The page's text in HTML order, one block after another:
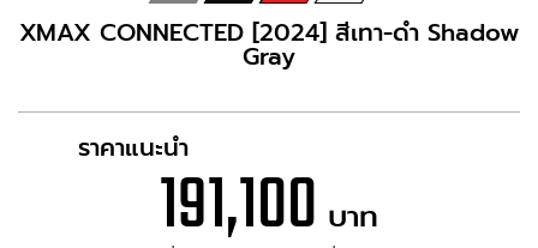
XMAX CONNECTED [2024] สีเทา-ดำ Shadow
Gray
ราคาแนะนำ
191,100 บาท